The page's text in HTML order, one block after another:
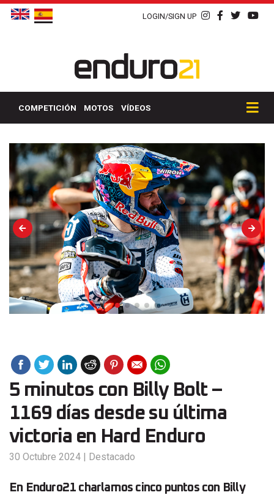
LOGIN/SIGN UP
COMPETICIÓN MOTOS VÍDEOS
5 minutos con Billy Bolt –
1169 días desde su última
victoria en Hard Enduro
30 Octubre 2024 | Destacado
En Enduro21 charlamos cinco puntos con Billy